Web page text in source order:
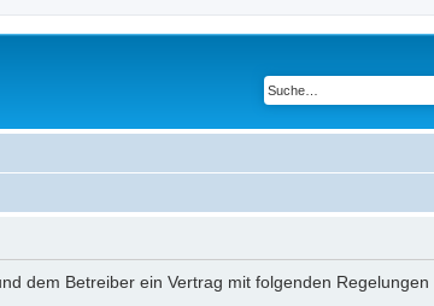
dem Betreiber ein Vertrag mit folgenden Regelungen